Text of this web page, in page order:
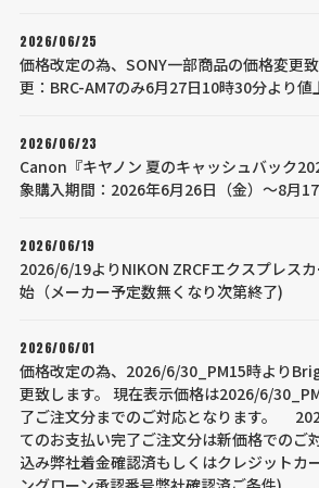
2026/06/25
価格改定の為、SONY一部商品の価格変更
更：BRC-AM7のみ6月27日10時30分より値
2026/06/23
Canon『キヤノン 夏のキャッシュバック
象購入期間：2026年6月26日（金）～8月17
2026/06/19
2026/6/19よりNIKON ZRCFエクスプレス
始（メーカー予定数無くなり次第終了)
2026/06/01
価格改定の為、2026/6/30_PM15時より
更致します。 現在表示価格は2026/6/
了ご注文分までのご対応となります。
てのお支払い完了ご注文分は新価格でのご
込み弊社着金確認済もしくはクレジットカ